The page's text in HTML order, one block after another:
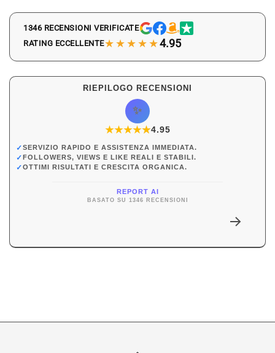
1346 RECENSIONI VERIFICATE
RATING ECCELLENTE★★★★★4.95
RIEPILOGO RECENSIONI
✨
★★★★★
★4.95
✓SERVIZIO RAPIDO E ASSISTENZA IMMEDIATA.
✓FOLLOWERS, VIEWS E LIKE REALI E STABILI.
✓OTTIMI RISULTATI E CRESCITA ORGANICA.
REPORT AI
BASATO SU 1346 RECENSIONI